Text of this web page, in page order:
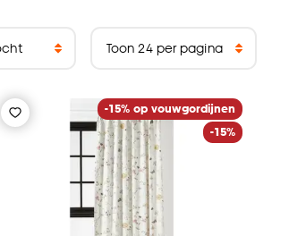
-15% op vouwgordijnen
-15%